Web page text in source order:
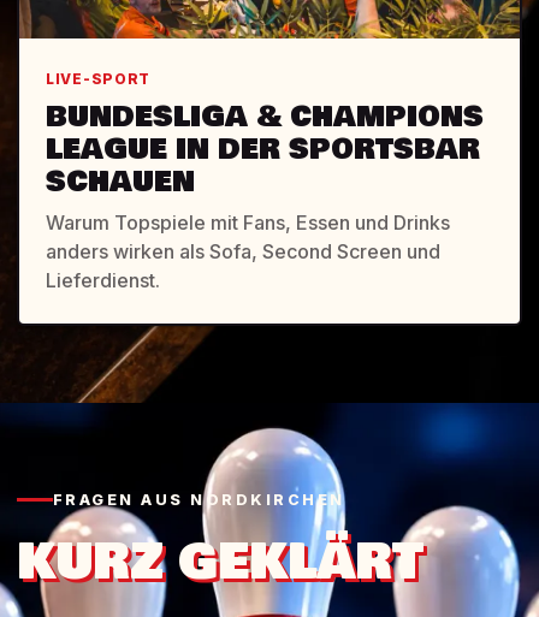
LIVE-SPORT
BUNDESLIGA & CHAMPIONS
LEAGUE IN DER SPORTSBAR
SCHAUEN
Warum Topspiele mit Fans, Essen und Drinks
anders wirken als Sofa, Second Screen und
Lieferdienst.
FRAGEN AUS NORDKIRCHEN
KURZ GEKLÄRT